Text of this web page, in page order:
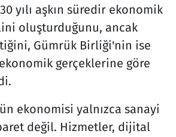
yılı aşkın süredir ekonomik
oluşturduğunu, ancak
Gümrük Birliği'nin ise
gerçeklerine göre
ekonomisi yalnızca sanayi
değil. Hizmetler, dijital